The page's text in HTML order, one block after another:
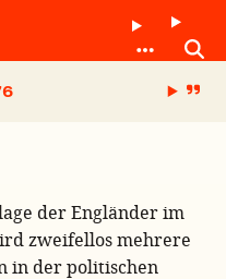
der Engländer im
zweifellos mehrere
in der politischen